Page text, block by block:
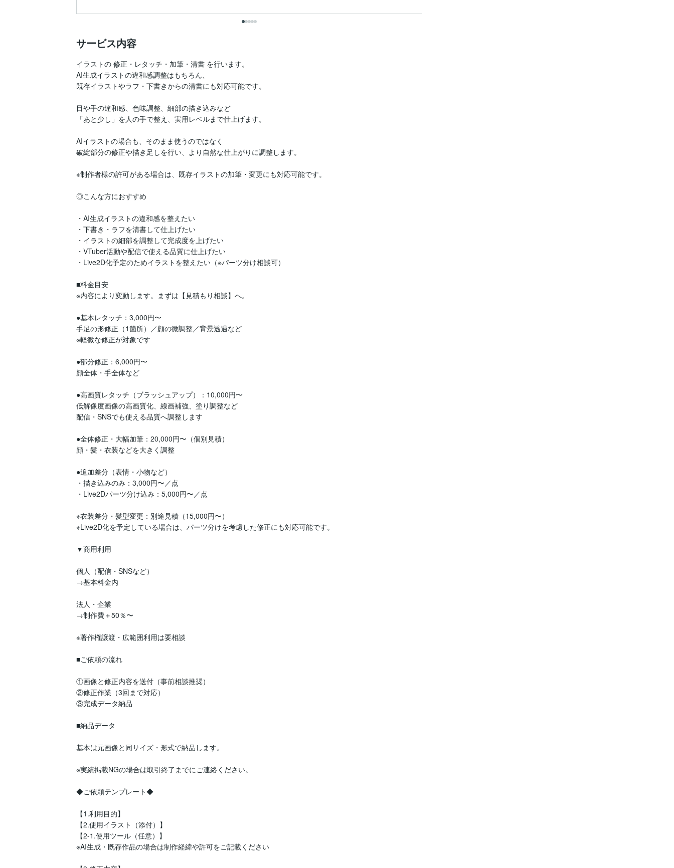
サービス内容
イラストの 修正・レタッチ・加筆・清書 を行います。
AI生成イラストの違和感調整はもちろん、
既存イラストやラフ・下書きからの清書にも対応可能です。
目や手の違和感、色味調整、細部の描き込みなど
「あと少し」を人の手で整え、実用レベルまで仕上げます。
AIイラストの場合も、そのまま使うのではなく
破綻部分の修正や描き足しを行い、より自然な仕上がりに調整します。
※制作者様の許可がある場合は、既存イラストの加筆・変更にも対応可能です。
◎こんな方におすすめ
・AI生成イラストの違和感を整えたい
・下書き・ラフを清書して仕上げたい
・イラストの細部を調整して完成度を上げたい
・VTuber活動や配信で使える品質に仕上げたい
・Live2D化予定のためイラストを整えたい（※パーツ分け相談可）
■料金目安
※内容により変動します。まずは【見積もり相談】へ。
●基本レタッチ：3,000円〜
手足の形修正（1箇所）／顔の微調整／背景透過など
※軽微な修正が対象です
●部分修正：6,000円〜
顔全体・手全体など
●高画質レタッチ（ブラッシュアップ）：10,000円〜
低解像度画像の高画質化、線画補強、塗り調整など
配信・SNSでも使える品質へ調整します
●全体修正・大幅加筆：20,000円〜（個別見積）
顔・髪・衣装などを大きく調整
●追加差分（表情・小物など）
・描き込みのみ：3,000円〜／点
・Live2Dパーツ分け込み：5,000円〜／点
※衣装差分・髪型変更：別途見積（15,000円〜）
※Live2D化を予定している場合は、パーツ分けを考慮した修正にも対応可能です。
▼商用利用
個人（配信・SNSなど）
→基本料金内
法人・企業
→制作費＋50％〜
※著作権譲渡・広範囲利用は要相談
■ご依頼の流れ
①画像と修正内容を送付（事前相談推奨）
②修正作業（3回まで対応）
③完成データ納品
■納品データ
基本は元画像と同サイズ・形式で納品します。
※実績掲載NGの場合は取引終了までにご連絡ください。
◆ご依頼テンプレート◆
【1.利用目的】
【2.使用イラスト（添付）】
【2-1.使用ツール（任意）】
※AI生成・既存作品の場合は制作経緯や許可をご記載ください